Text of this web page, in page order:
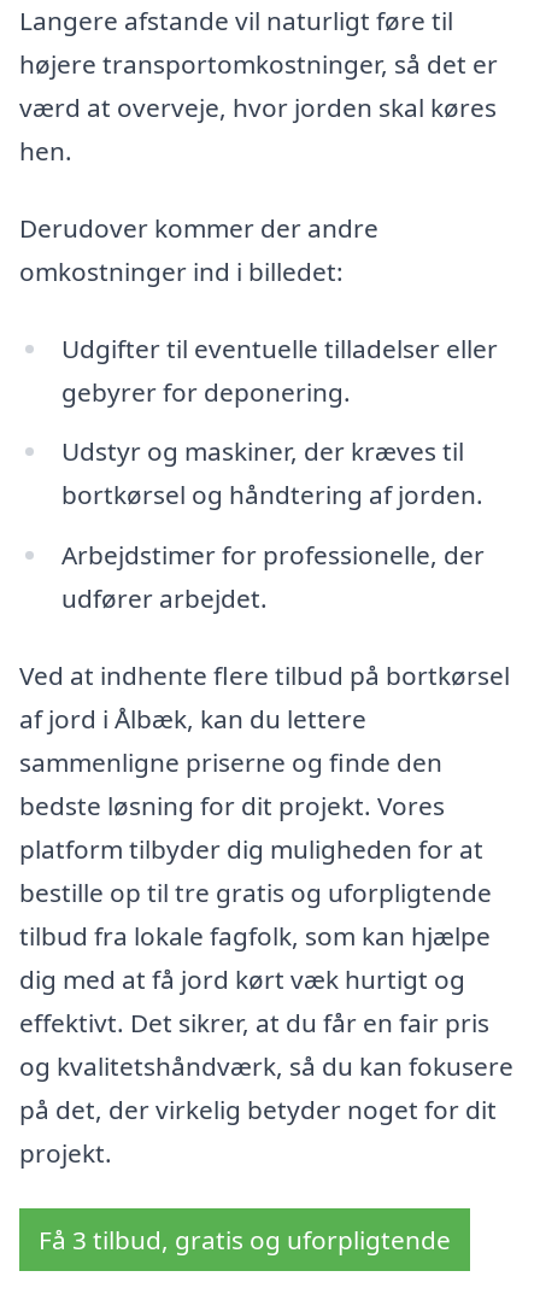
Langere afstande vil naturligt føre til
højere transportomkostninger, så det er
værd at overveje, hvor jorden skal køres
hen.
Derudover kommer der andre
omkostninger ind i billedet:
Udgifter til eventuelle tilladelser eller
gebyrer for deponering.
Udstyr og maskiner, der kræves til
bortkørsel og håndtering af jorden.
Arbejdstimer for professionelle, der
udfører arbejdet.
Ved at indhente flere tilbud på bortkørsel
af jord i Ålbæk, kan du lettere
sammenligne priserne og finde den
bedste løsning for dit projekt. Vores
platform tilbyder dig muligheden for at
bestille op til tre gratis og uforpligtende
tilbud fra lokale fagfolk, som kan hjælpe
dig med at få jord kørt væk hurtigt og
effektivt. Det sikrer, at du får en fair pris
og kvalitetshåndværk, så du kan fokusere
på det, der virkelig betyder noget for dit
projekt.
Få 3 tilbud, gratis og uforpligtende